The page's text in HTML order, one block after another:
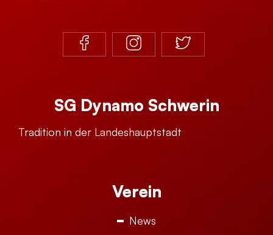
SG Dynamo Schwerin
Tradition in der Landeshauptstadt
Verein
News